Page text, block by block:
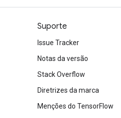
Suporte
Issue Tracker
Notas da versão
Stack Overflow
Diretrizes da marca
Menções do TensorFlow